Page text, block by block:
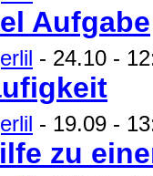
Aufgabe
- 24.10 -
- 19.09 -
zu